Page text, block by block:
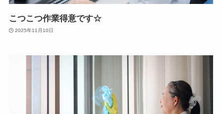
こつこつ作業得意です☆
2025年11月10日